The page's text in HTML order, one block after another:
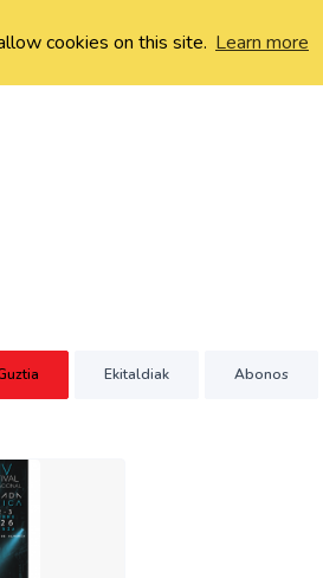
cookies on this site. Learn more
Ekitaldiak Abonos